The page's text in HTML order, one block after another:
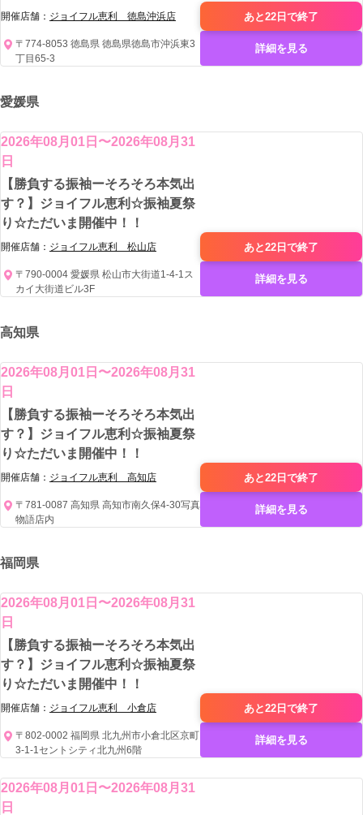
開催店舗： ジョイフル恵利 徳島沖浜店
〒774-8053 徳島県 徳島県徳島市沖浜東3
丁目65-3
あと22日で終了
詳細を見る
愛媛県
2026年08月01日〜2026年08月31
日
【勝負する振袖ーそろそろ本気出
す？】ジョイフル恵利☆振袖夏祭
り☆ただいま開催中！！
開催店舗： ジョイフル恵利 松山店
〒790-0004 愛媛県 松山市大街道1-4-1ス
カイ大街道ビル3F
あと22日で終了
詳細を見る
高知県
2026年08月01日〜2026年08月31
日
【勝負する振袖ーそろそろ本気出
す？】ジョイフル恵利☆振袖夏祭
り☆ただいま開催中！！
開催店舗： ジョイフル恵利 高知店
〒781-0087 高知県 高知市南久保4-30写真
物語店内
あと22日で終了
詳細を見る
福岡県
2026年08月01日〜2026年08月31
日
【勝負する振袖ーそろそろ本気出
す？】ジョイフル恵利☆振袖夏祭
り☆ただいま開催中！！
開催店舗： ジョイフル恵利 小倉店
〒802-0002 福岡県 北九州市小倉北区京町
3-1-1セントシティ北九州6階
あと22日で終了
詳細を見る
2026年08月01日〜2026年08月31
日